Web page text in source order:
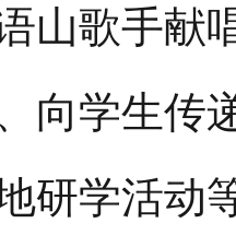
山歌手献
向学生传
研学活动